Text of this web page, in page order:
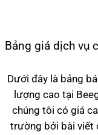
Bảng giá dịch vụ
Dưới đây là bảng
lượng cao tại
chúng tôi có giá
trường bởi bài viết